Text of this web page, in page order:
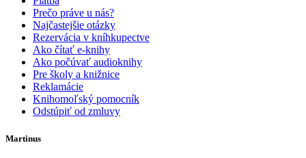
Prečo práve u nás?
Najčastejšie otázky
Rezervácia v kníhkupectve
Ako čítať e-knihy
Ako počúvať audioknihy
Pre školy a knižnice
Reklamácie
Knihomoľský pomocník
Odstúpiť od zmluvy
Martinus